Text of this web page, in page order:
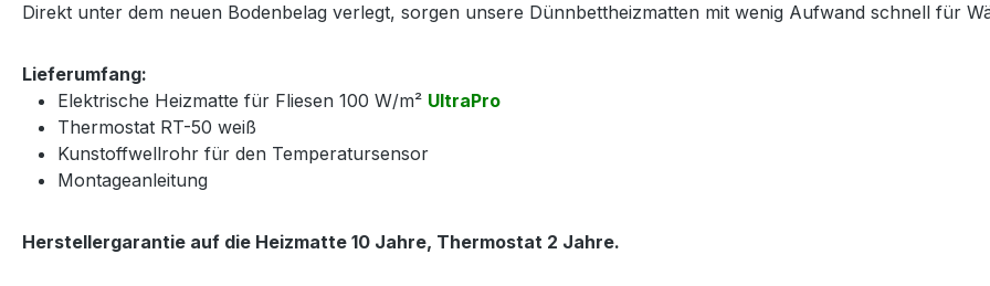
Direkt unter dem neuen Bodenbelag verlegt, sorgen unsere Dünnbettheizmatten mit wenig Aufwand schnell für
Lieferumfang:
Elektrische Heizmatte für Fliesen 100 W/m² UltraPro
Thermostat RT-50 weiß
Kunstoffwellrohr für den Temperatursensor
Montageanleitung
Herstellergarantie auf die Heizmatte 10 Jahre, Thermostat 2 Jahre.